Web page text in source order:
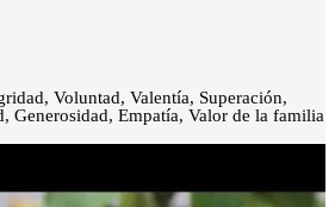
Voluntad, Valentía, Superación,
Generosidad, Empatía, Valor de la familia